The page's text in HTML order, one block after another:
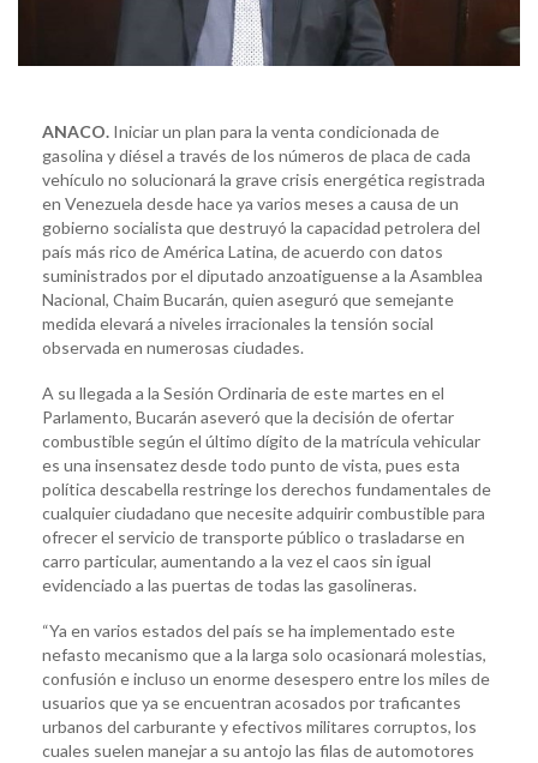
ANACO. Iniciar un plan para la venta condicionada de
gasolina y diésel a través de los números de placa de cada
vehículo no solucionará la grave crisis energética registrada
en Venezuela desde hace ya varios meses a causa de un
gobierno socialista que destruyó la capacidad petrolera del
país más rico de América Latina, de acuerdo con datos
suministrados por el diputado anzoatiguense a la Asamblea
Nacional, Chaim Bucarán, quien aseguró que semejante
medida elevará a niveles irracionales la tensión social
observada en numerosas ciudades.
A su llegada a la Sesión Ordinaria de este martes en el
Parlamento, Bucarán aseveró que la decisión de ofertar
combustible según el último dígito de la matrícula vehicular
es una insensatez desde todo punto de vista, pues esta
política descabella restringe los derechos fundamentales de
cualquier ciudadano que necesite adquirir combustible para
ofrecer el servicio de transporte público o trasladarse en
carro particular, aumentando a la vez el caos sin igual
evidenciado a las puertas de todas las gasolineras.
“Ya en varios estados del país se ha implementado este
nefasto mecanismo que a la larga solo ocasionará molestias,
confusión e incluso un enorme desespero entre los miles de
usuarios que ya se encuentran acosados por traficantes
urbanos del carburante y efectivos militares corruptos, los
cuales suelen manejar a su antojo las filas de automotores